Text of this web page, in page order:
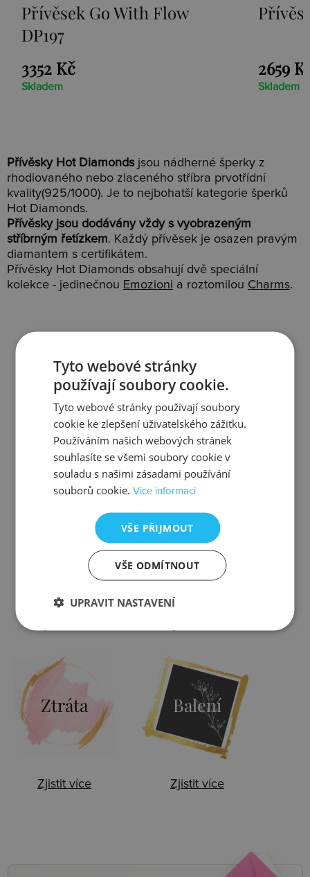
Přívěsek Go With Flow
DP197
3352 Kč
Skladem
2659 Kč
Skladem
Přívěsky Hot Diamonds jsou nádherné šperky z
rhodiovaného nebo zlaceného stříbra prvotřídní
kvality(925/1000). Je to nejbohatší kategorie šperků
Hot Diamonds.
Přívěsky jsou dodávány vždy s vyobrazeným
stříbrným řetízkem. Každý přívěsek je osazen pravým
diamantem s certifikátem.
Přívěsky Hot Diamonds obsahují dvě speciální
kolekce - jedinečnou Emozioni a roztomilou Charms.
Slevy
Zjistit více
Doprava
Zjistit více
Kontrola Výměna
Ztráta
Zjistit více
Balení
Zjistit více
Tyto webové stránky
používají soubory cookie.
Tyto webové stránky používají soubory
cookie ke zlepšení uživatelského zážitku.
Používáním našich webových stránek
souhlasíte se všemi soubory cookie v
souladu s našimi zásadami používání
souborů cookie.Více informací
VŠE PŘIJMOUT
VŠE ODMÍTNOUT
UPRAVIT NASTAVENÍ